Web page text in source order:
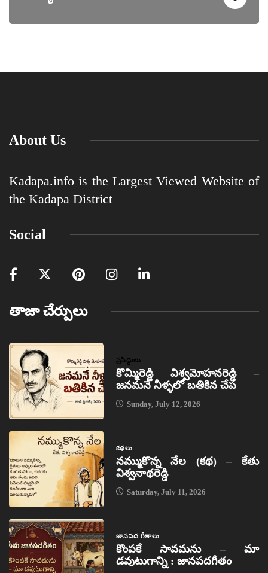
About Us
Kadapa.info is the Largest Viewed Website of
the Kadapa District
Social
తాజా చేర్పులు
ప్రసిద్ధులు
కొమ్మిరెడ్డి విశ్వమోహనరెడ్డి –
జనమనే నీళ్ళలో బతికిన చేప
Sunday, July 12, 2026
కథలు
నమ్ముకొన్న నేల (కథ) – కేతు
విశ్వనాథరెడ్డి
Saturday, July 11, 2026
జానపద గీతాలు
కొంపకే సావమను – మా
డవుటుగాన్ని : జానపదగీతం